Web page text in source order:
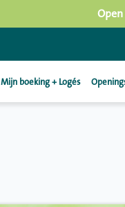
Mijn boeking + Logés